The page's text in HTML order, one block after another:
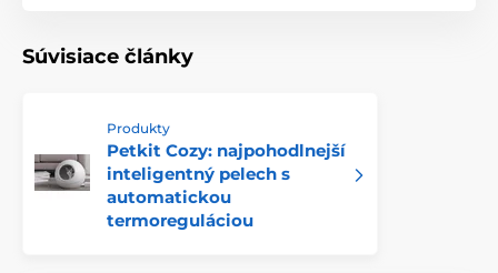
Súvisiace články
Produkty
Petkit Cozy: najpohodlnejší
inteligentný pelech s
automatickou
termoreguláciou